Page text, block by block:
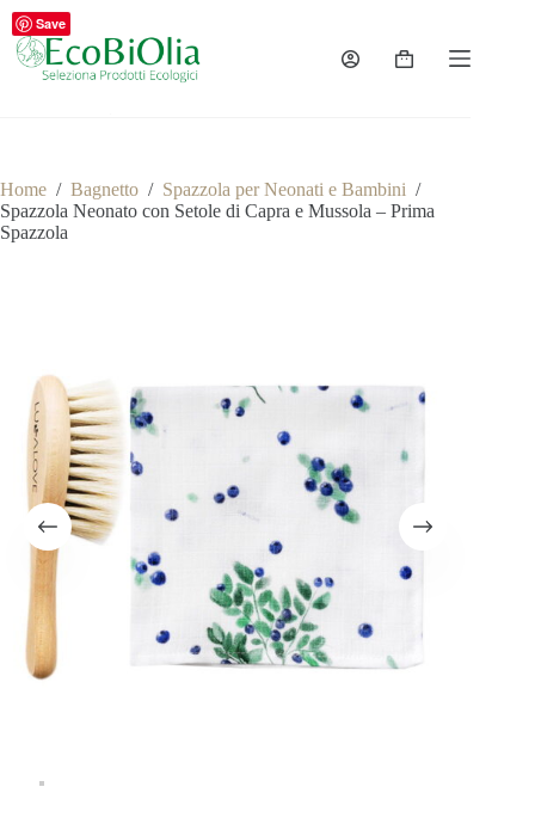
Salta
contenuto
Carrello
Home / Bagnetto / Spazzola per Neonati e Bambini /
Spazzola Neonato con Setole di Capra e Mussola – Prima
Spazzola
Save